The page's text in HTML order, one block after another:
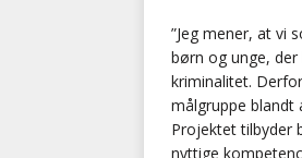
”Jeg mener, at
børn og unge,
kriminalitet.
målgruppe blandt
Projektet tilbyder
nyttige